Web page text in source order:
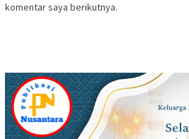
komentar saya berikutnya.